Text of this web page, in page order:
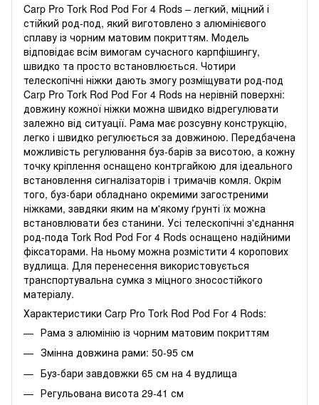
Carp Pro Tork Rod Pod For 4 Rods – легкий, міцний і
стійкий род-под, який виготовлено з алюмінієвого
сплаву із чорним матовим покриттям. Модель
відповідає всім вимогам сучасного карпфішингу,
швидко та просто встановлюється. Чотири
телескопічні ніжки дають змогу розміщувати род-под
Carp Pro Tork Rod Pod For 4 Rods на нерівній поверхні:
довжину кожної ніжки можна швидко відрегулювати
залежно від ситуації. Рама має розсувну конструкцію,
легко і швидко регулюється за довжиною. Передбачена
можливість регулювання буз-барів за висотою, а кожну
точку кріплення оснащено контргайкою для ідеального
встановлення сигналізаторів і тримачів комля. Окрім
того, буз-бари обладнано окремими загостреними
ніжками, завдяки яким на м'якому ґрунті їх можна
встановлювати без станини. Усі телескопічні з'єднання
род-пода Tork Rod Pod For 4 Rods оснащено надійними
фіксаторами. На ньому можна розмістити 4 коропових
вудлища. Для перенесення використовується
транспортувальна сумка з міцного зносостійкого
матеріалу.
Характеристики Carp Pro Tork Rod Pod For 4 Rods:
Рама з алюмінію із чорним матовим покриттям
Змінна довжина рами: 50-95 см
Буз-бари завдовжки 65 см на 4 вудлища
Регульована висота 29-41 см